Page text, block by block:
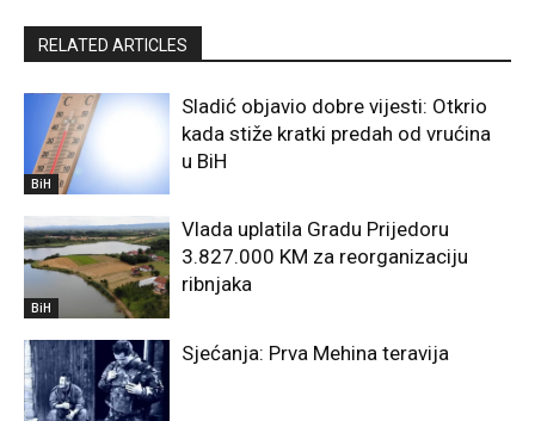
RELATED ARTICLES
BiH
Sladić objavio dobre vijesti: Otkrio
kada stiže kratki predah od vrućina
u BiH
BiH
Vlada uplatila Gradu Prijedoru
3.827.000 KM za reorganizaciju
ribnjaka
Sjećanja: Prva Mehina teravija